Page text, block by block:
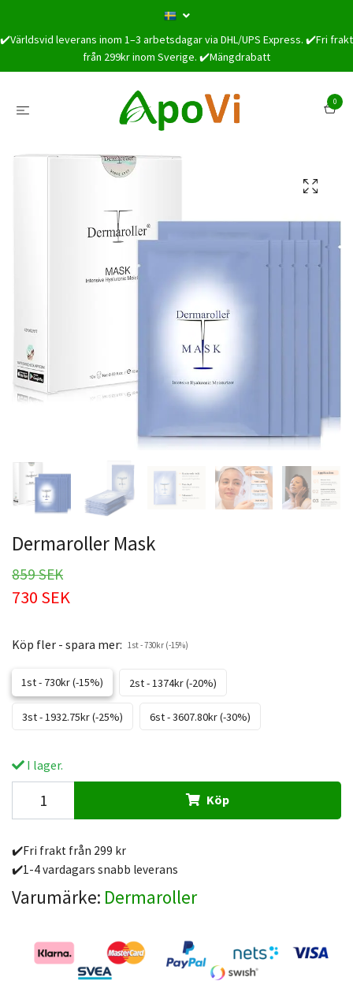
✔️Världsvid leverans inom 1–3 arbetsdagar via DHL/UPS Express. ✔️Fri frakt
från 299kr inom Sverige. ✔️Mängdrabatt
0
Dermaroller Mask
859 SEK
730 SEK
Köp fler - spara mer: 1st - 730kr (-15%)
1st - 730kr (-15%) 2st - 1374kr (-20%)
3st - 1932.75kr (-25%) 6st - 3607.80kr (-30%)
I lager.
Köp
✔️Fri frakt från 299 kr
✔️1-4 vardagars snabb leverans
Varumärke: Dermaroller